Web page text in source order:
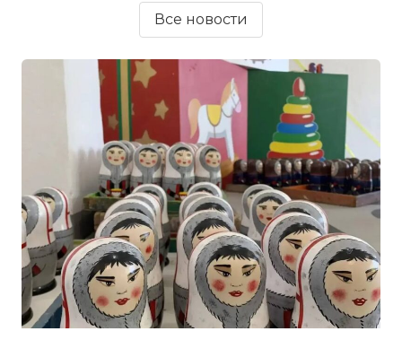
Все новости